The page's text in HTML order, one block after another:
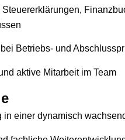
Steuererklärungen,
Betriebs- und
aktive Mitarbeit im Team
in einer dynamisch